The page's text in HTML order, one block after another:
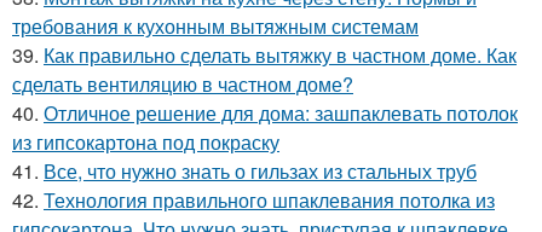
требования к кухонным вытяжным системам
39. Как правильно сделать вытяжку в частном доме. Как
сделать вентиляцию в частном доме?
40. Отличное решение для дома: зашпаклевать потолок
из гипсокартона под покраску
41. Все, что нужно знать о гильзах из стальных труб
42. Технология правильного шпаклевания потолка из